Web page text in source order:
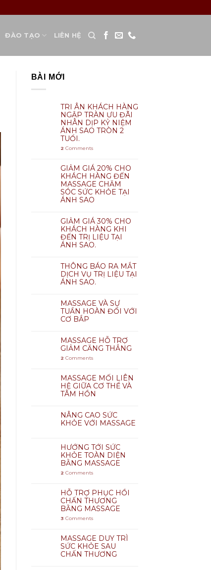
ĐÀO TẠO LIÊN HỆ
BÀI MỚI
TRI ÂN KHÁCH HÀNG
NGẬP TRÀN ƯU ĐÃI
NHÂN DỊP KỶ NIỆM
ÁNH SAO TRÒN 2
TUỔI.
2 Comments
GIẢM GIÁ 20% CHO
KHÁCH HÀNG ĐẾN
MASSAGE CHĂM
SÓC SỨC KHỎE TẠI
ÁNH SAO
GIẢM GIÁ 30% CHO
KHÁCH HÀNG KHI
ĐẾN TRỊ LIỆU TẠI
ÁNH SAO.
THÔNG BÁO RA MẮT
DỊCH VỤ TRỊ LIỆU TẠI
ÁNH SAO.
MASSAGE VÀ SỰ
TUẦN HOÀN ĐỐI VỚI
CƠ BẮP
MASSAGE HỖ TRỢ
GIẢM CĂNG THẲNG
2 Comments
MASSAGE MỐI LIÊN
HỆ GIỮA CƠ THỂ VÀ
TÂM HỒN
NÂNG CAO SỨC
KHỎE VỚI MASSAGE
HƯỚNG TỚI SỨC
KHỎE TOÀN DIỆN
BẰNG MASSAGE
2 Comments
HỖ TRỢ PHỤC HỒI
CHẤN THƯƠNG
BẰNG MASSAGE
3 Comments
MASSAGE DUY TRÌ
SỨC KHỎE SAU
CHẤN THƯƠNG